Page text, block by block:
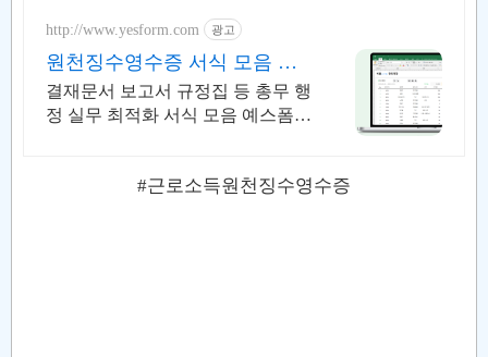
http://www.yesform.com 광고
원천징수영수증 서식 모음 문
서 자동 편집
결재문서 보고서 규정집 등 총무 행
정 실무 최적화 서식 모음 예스폼
#근로소득원천징수영수증